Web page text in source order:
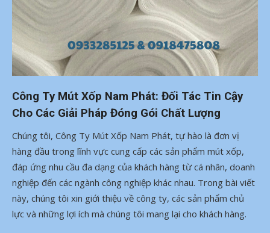
Công Ty Mút Xốp Nam Phát: Đối Tác Tin Cậy
Cho Các Giải Pháp Đóng Gói Chất Lượng
Chúng tôi, Công Ty Mút Xốp Nam Phát, tự hào là đơn vị
hàng đầu trong lĩnh vực cung cấp các sản phẩm mút xốp,
đáp ứng nhu cầu đa dạng của khách hàng từ cá nhân, doanh
nghiệp đến các ngành công nghiệp khác nhau. Trong bài viết
này, chúng tôi xin giới thiệu về công ty, các sản phẩm chủ
lực và những lợi ích mà chúng tôi mang lại cho khách hàng.